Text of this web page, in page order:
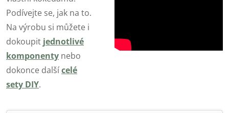
Podívejte se, jak na to.
Na výrobu si můžete i
dokoupit jednotlivé
komponenty nebo
dokonce dalšícelé
sety DIY.